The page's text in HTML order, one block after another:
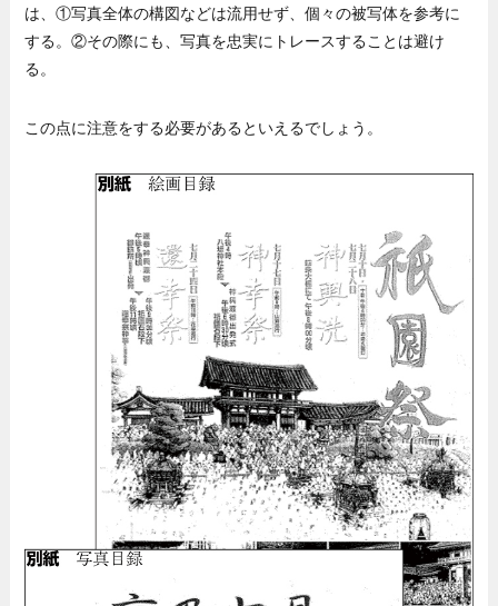
は、①写真全体の構図などは流用せず、個々の被写体を参考に
する。②その際にも、写真を忠実にトレースすることは避け
る。
この点に注意をする必要があるといえるでしょう。